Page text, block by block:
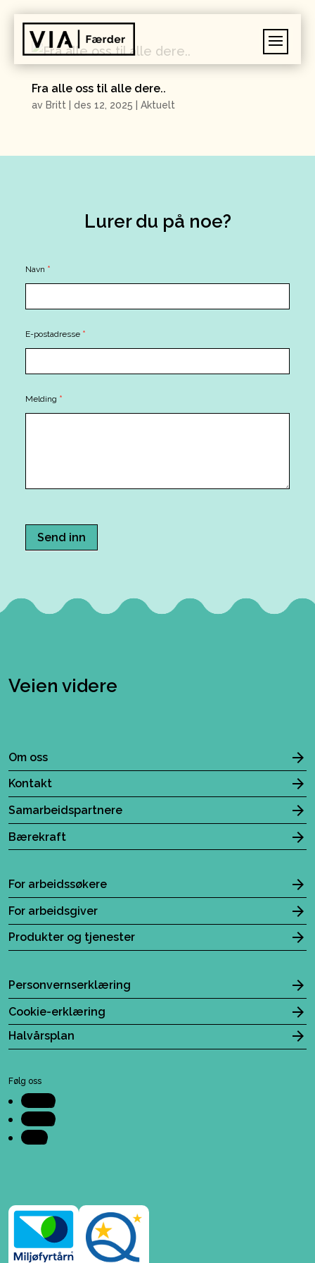
Fra alle oss til alle dere..
av Britt des 12, 2025 Aktuelt
Lurer du på noe?
Contact
Navn *
E-postadresse *
Melding *
Send inn
Veien videre
Om oss
Kontakt
Samarbeidspartnere
Bærekraft
For arbeidssøkere
For arbeidsgiver
Produkter og tjenester
Personvernserklæring
Cookie-erklæring
Halvårsplan
Følg oss
Følg
Følg
Følg